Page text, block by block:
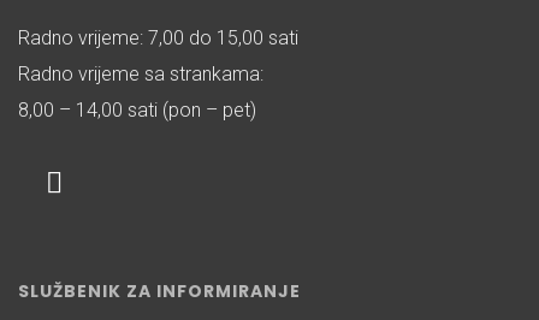
Radno vrijeme: 7,00 do 15,00 sati
Radno vrijeme sa strankama:
8,00 – 14,00 sati (pon – pet)
SLUŽBENIK ZA INFORMIRANJE